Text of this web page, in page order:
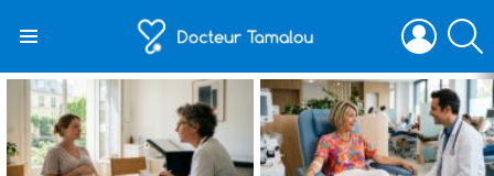
LOGIN
LATEST
STORIES